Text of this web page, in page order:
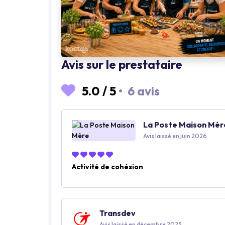
Avis sur le prestataire
5.0 /5 • 6 avis
La Poste Maison
Avis laissé en juin 2026
Activité de cohésion
Transdev